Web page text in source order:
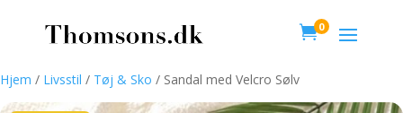
0
Hjem / Livsstil / Tøj & Sko / Sandal med Velcro Sølv